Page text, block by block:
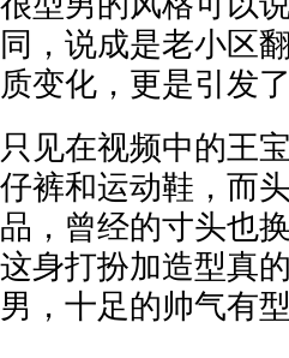
同，说成是老小区
质变化，更是引发
只见在视频中的王
仔裤和运动鞋，而
品，曾经的寸头也
这身打扮加造型真
男，十足的帅气有型